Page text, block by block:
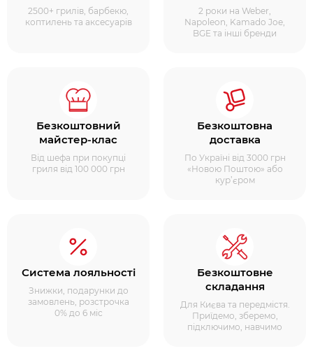
2500+ грилів, барбекю,
коптилень та аксесуарів
2 роки на Weber,
Napoleon, Kamado Joe,
BGE та інші бренди
Безкоштовний
майстер-клас
Від шефа при покупці
гриля від 100 000 грн
Безкоштовна
доставка
По Україні від 3000 грн
«Новою Поштою» або
кур’єром
Система лояльності
Знижки, подарунки до
замовлень, розстрочка
0% до 6 міс
Безкоштовне
складання
Для Києва та передмістя.
Приїдемо, зберемо,
підключимо, навчимо